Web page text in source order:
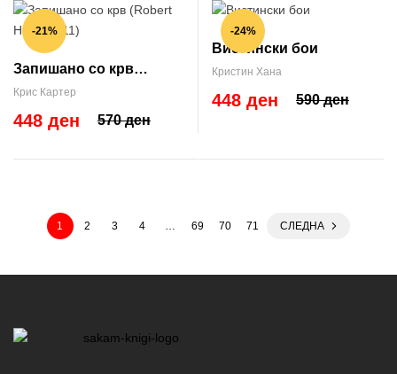
-21%
Запишано со крв
(Robert Hunter #11)
Крис Картер
570 ден
448 ден
-24%
Вистински бои
Кристин Хана
590 ден
448 ден
1 2 3 4 69 70 71 СЛЕДНА